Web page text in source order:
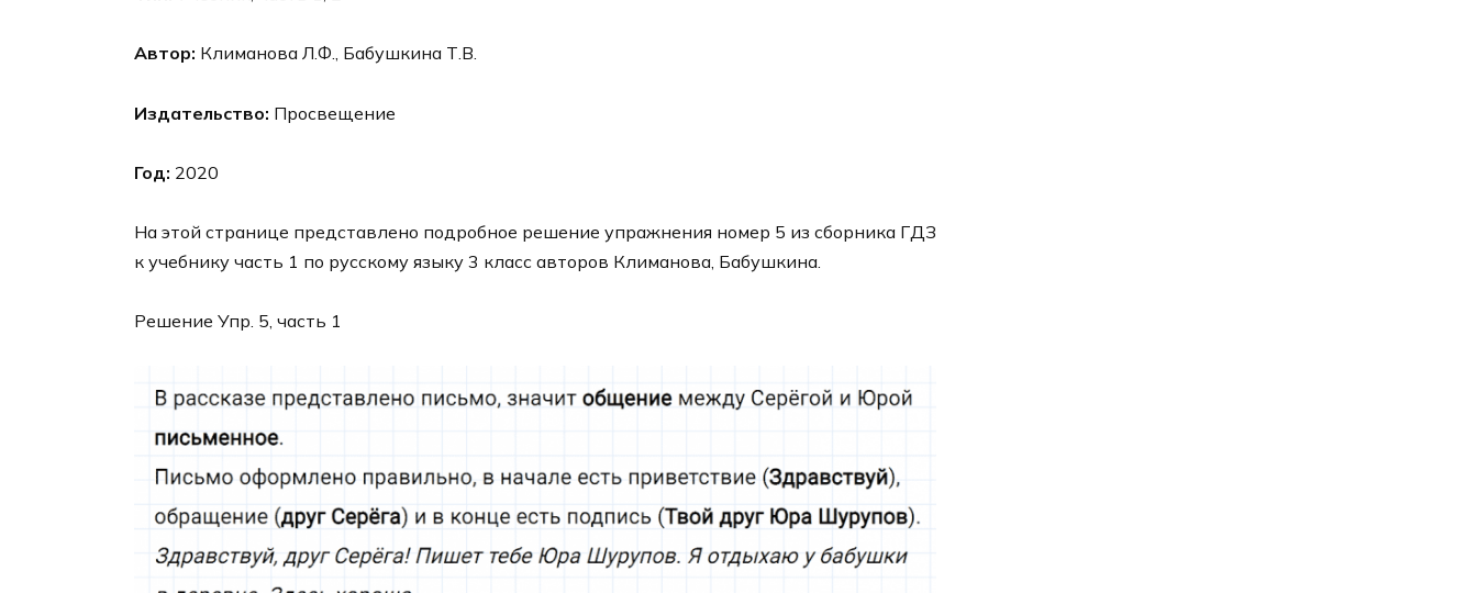
Автор: Климанова Л.Ф., Бабушкина Т.В.
Издательство: Просвещение
Год: 2020
На этой странице представлено подробное решение упражнения номер 5 из сборника ГДЗ
к учебнику часть 1 по русскому языку 3 класс авторов Климанова, Бабушкина.
Решение Упр. 5, часть 1